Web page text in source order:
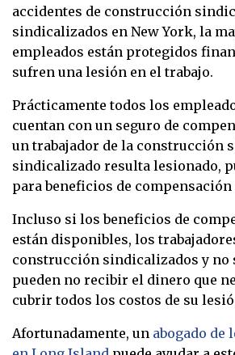
accidentes de construcción
sindicalizados en New York, la
empleados están protegidos
sufren una lesión en el trabajo.
Prácticamente todos los
cuentan con un seguro de
un trabajador de la construcción
sindicalizado resulta lesionado,
para beneficios de
Incluso si los beneficios de
están disponibles, los
construcción sindicalizados y no
pueden no recibir el dinero que
cubrir todos los costos de su
Afortunadamente, un abogado de